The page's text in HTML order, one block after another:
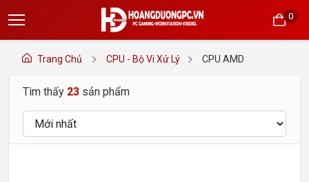
0
Trang Chủ CPU - Bộ Vi Xử Lý CPU AMD
Tìm thấy 23 sản phẩm